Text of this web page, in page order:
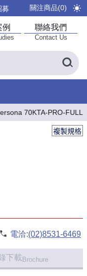
募 關注商品(0)
例 聯絡我們
Contact Us
70KTA-PRO-FULL
複製規格
電洽:(02)8531-6469
下載 Brochure